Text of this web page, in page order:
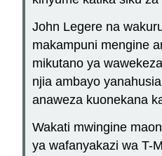
John Legere na
makampuni mengine
mikutano ya
njia ambayo
anaweza kuonekana
Wakati mwingine
ya wafanyakazi wa T-